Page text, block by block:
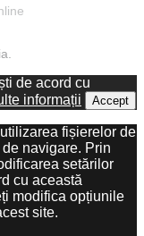
de acord cu
informații Accept
fișierelor de
navigare. Prin
setărilor
cu această
modifica opțiunile
site.